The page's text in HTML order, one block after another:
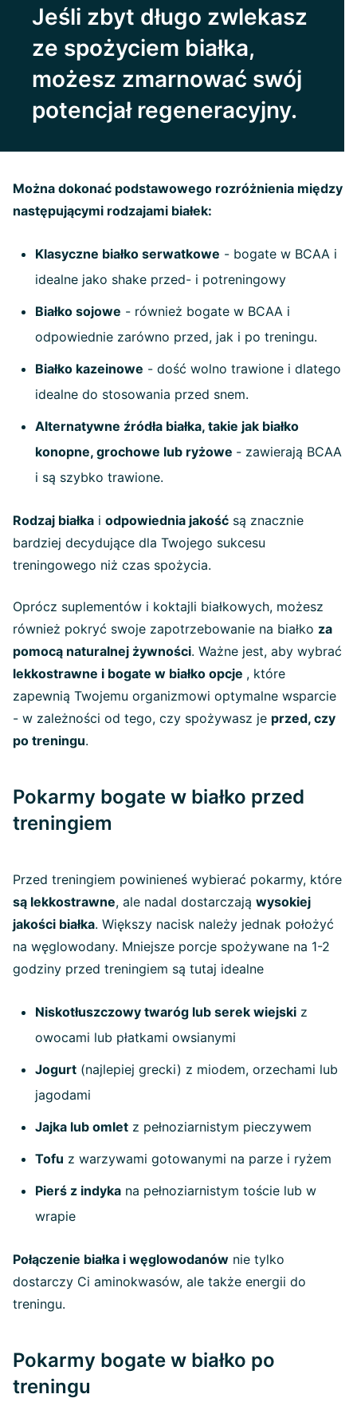
Jeśli zbyt długo zwlekasz
ze spożyciem białka,
możesz zmarnować swój
potencjał regeneracyjny.
Można dokonać podstawowego rozróżnienia między
następującymi rodzajami białek:
Klasyczne białko serwatkowe - bogate w BCAA i
idealne jako shake przed- i potreningowy
Białko sojowe - również bogate w BCAA i
odpowiednie zarówno przed, jak i po treningu.
Białko kazeinowe - dość wolno trawione i dlatego
idealne do stosowania przed snem.
Alternatywne źródła białka, takie jak białko
konopne, grochowe lub ryżowe - zawierają BCAA
i są szybko trawione.
Rodzaj białka i odpowiednia jakość są znacznie
bardziej decydujące dla Twojego sukcesu
treningowego niż czas spożycia.
Oprócz suplementów i koktajli białkowych, możesz
również pokryć swoje zapotrzebowanie na białko za
pomocą naturalnej żywności. Ważne jest, aby wybrać
lekkostrawne i bogate w białko opcje , które
zapewnią Twojemu organizmowi optymalne wsparcie
- w zależności od tego, czy spożywasz je przed, czy
po treningu.
Pokarmy bogate w białko przed
treningiem
Przed treningiem powinieneś wybierać pokarmy, które
są lekkostrawne, ale nadal dostarczają wysokiej
jakości białka. Większy nacisk należy jednak położyć
na węglowodany. Mniejsze porcje spożywane na 1-2
godziny przed treningiem są tutaj idealne
Niskotłuszczowy twaróg lub serek wiejski z
owocami lub płatkami owsianymi
Jogurt (najlepiej grecki) z miodem, orzechami lub
jagodami
Jajka lub omlet z pełnoziarnistym pieczywem
Tofu z warzywami gotowanymi na parze i ryżem
Pierś z indyka na pełnoziarnistym toście lub w
wrapie
Połączenie białka i węglowodanów nie tylko
dostarczy Ci aminokwasów, ale także energii do
treningu.
Pokarmy bogate w białko po
treningu